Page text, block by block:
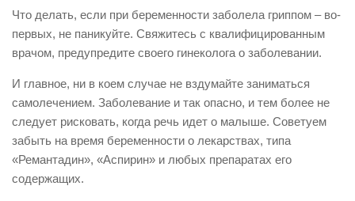
Что делать, если при беременности заболела гриппом – во-
первых, не паникуйте. Свяжитесь с квалифицированным
врачом, предупредите своего гинеколога о заболевании.
И главное, ни в коем случае не вздумайте заниматься
самолечением. Заболевание и так опасно, и тем более не
следует рисковать, когда речь идет о малыше. Советуем
забыть на время беременности о лекарствах, типа
«Ремантадин», «Аспирин» и любых препаратах его
содержащих.